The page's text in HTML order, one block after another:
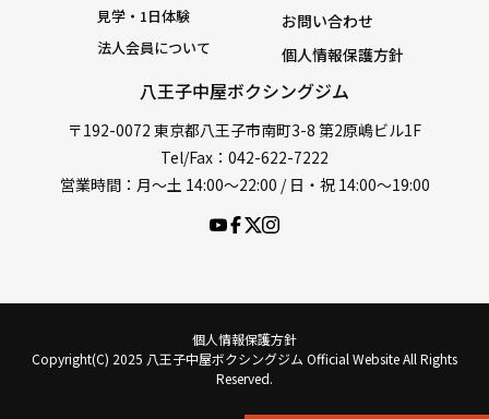
八王子中屋ボクシングジム
〒192-0072 東京都八王子市南町3-8 第2原嶋ビル1F
Tel/Fax：042-622-7222
営業時間：月〜土 14:00〜22:00 / 日・祝 14:00〜19:00
見学・1日体験
法人会員について
お問い合わせ
個人情報保護方針
個人情報保護方針
Copyright(C) 2025 八王子中屋ボクシングジム Official Website All Rights
Reserved.